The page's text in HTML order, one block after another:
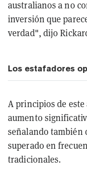
australianos a no
inversión que
verdad", dijo
Los estafadores
A principios de este
aumento
señalando también
superado en
tradicionales.